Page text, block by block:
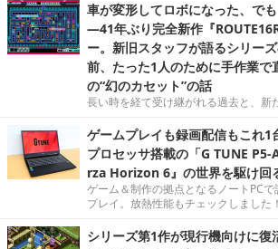
車が変形してロボになった、で
―41年ぶり完全新作『
ー。新旧スタッフが語るシリー
前、たった1人のために手作業で
の“幻のカセット”の話
長い時を経て受け継がれる過去と、新
ゲームプレイも録画配信もこれ
プロセッサ搭載の「G TUNE P5-
rza Horizon 6』の世界を駆け回
ゲーム＆制作の拠点となるノートPC
プレイ。放熱性能もチェックしました！
シリーズ第1作が現行機向けに復